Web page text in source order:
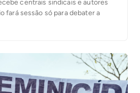
centrais sindicais e autores
fará sessão só para debater a